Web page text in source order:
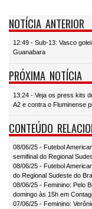
NOTÍCIA ANTERIOR
12:49 - Sub-13: Vasco
Guanabara
PRÓXIMA NOTÍCIA
13:24 - Veja os press kits
A2 e contra o Fluminense
CONTEÚDO
08/06/25 - Futebol
semifinal do Regional
08/06/25 - Futebol
do Regional Sudeste do
08/06/25 - Feminino: Pelo
domingo às 15h em
07/06/25 - Feminino: